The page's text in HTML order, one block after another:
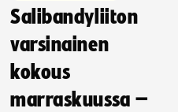
Salibandyliiton
varsinainen
kokous
marraskuussa –